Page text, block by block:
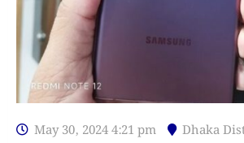
May 30, 2024 4:21 pm Dhaka